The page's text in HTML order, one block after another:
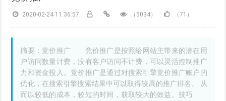
2020-02-24 11:36:57 （5034） （71）
摘要：竞价推广 竞价推广是按照给网站主带来的潜在用
户访问数量计费，没有客户访问不计费，可以灵活控制推广
力和资金投入。竞价推广是通过对搜索引擎竞价推广账户的
优化，在搜索引擎搜索结果中可以取得较高的推广排名。 从
而以较低的成本，较短的时间，获取较大的效益。技巧